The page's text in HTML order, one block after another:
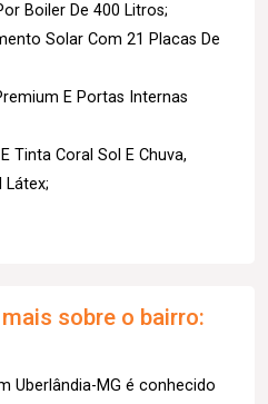
Boiler De 400 Litros;
Solar Com 21 Placas De
E Portas Internas
Tinta Coral Sol E Chuva,
Látex;
sobre o bairro:
Uberlândia-MG é conhecido